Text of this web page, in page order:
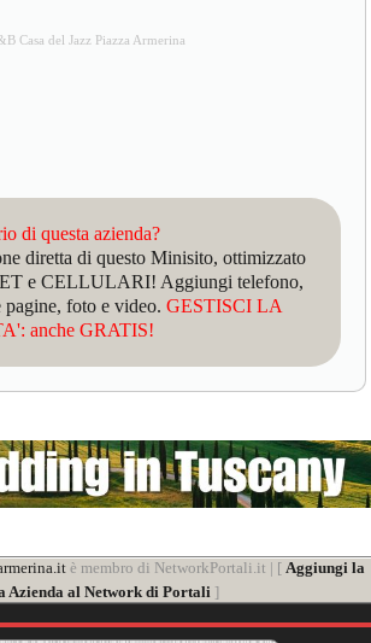
Casa del Jazz Piazza Armerina
di questa azienda?
diretta di questo Minisito, ottimizzato
e CELLULARI! Aggiungi telefono,
pagine, foto e video.GESTISCI LA
anche GRATIS!
è membro di NetworkPortali.it | [ Aggiungi la
Azienda al Network di Portali ]